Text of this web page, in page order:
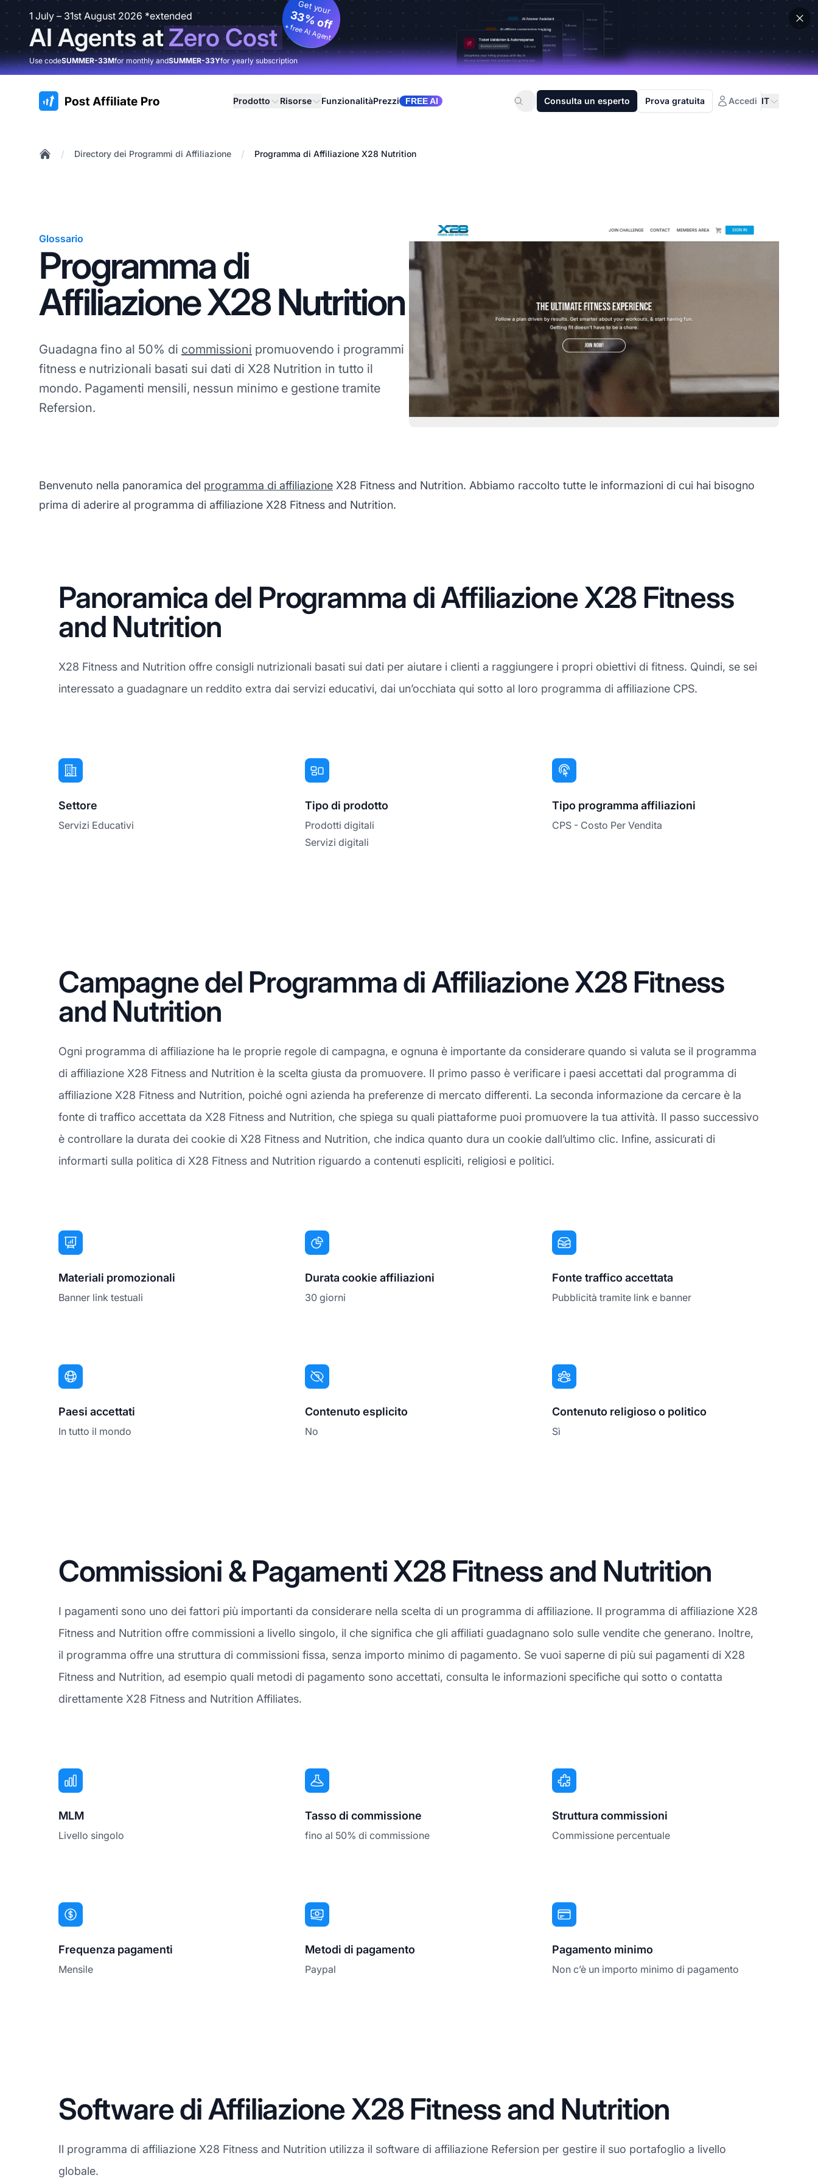
1 July – 31st August 2026 *extended
AI Agents atZero Cost
Get your
33% off
+ free AI Agent
Use codeSUMMER-33Mfor monthly andSUMMER-33Yfor yearly subscription
:site.title Prodotto Risorse FunzionalitàPrezzi FREE AI Consulta un esperto Prova gratuita Accedi IT
/ Directory dei Programmi di Affiliazione / Programma di Affiliazione X28 Nutrition
Glossario
Programma di
Affiliazione X28 Nutrition
Guadagna fino al 50% di commissioni promuovendo i programmi
fitness e nutrizionali basati sui dati di X28 Nutrition in tutto il
mondo. Pagamenti mensili, nessun minimo e gestione tramite
Refersion.
Benvenuto nella panoramica del programma di affiliazione X28 Fitness and Nutrition. Abbiamo raccolto tutte le informazioni di cui hai bisogno
prima di aderire al programma di affiliazione X28 Fitness and Nutrition.
Panoramica del Programma di Affiliazione X28 Fitness
and Nutrition
X28 Fitness and Nutrition offre consigli nutrizionali basati sui dati per aiutare i clienti a raggiungere i propri obiettivi di fitness. Quindi, se sei
interessato a guadagnare un reddito extra dai servizi educativi, dai un’occhiata qui sotto al loro programma di affiliazione CPS.
Settore
Servizi Educativi
Tipo di prodotto
Prodotti digitali
Servizi digitali
Tipo programma affiliazioni
CPS - Costo Per Vendita
Campagne del Programma di Affiliazione X28 Fitness
and Nutrition
Ogni programma di affiliazione ha le proprie regole di campagna, e ognuna è importante da considerare quando si valuta se il programma
di affiliazione X28 Fitness and Nutrition è la scelta giusta da promuovere. Il primo passo è verificare i paesi accettati dal programma di
affiliazione X28 Fitness and Nutrition, poiché ogni azienda ha preferenze di mercato differenti. La seconda informazione da cercare è la
fonte di traffico accettata da X28 Fitness and Nutrition, che spiega su quali piattaforme puoi promuovere la tua attività. Il passo successivo
è controllare la durata dei cookie di X28 Fitness and Nutrition, che indica quanto dura un cookie dall’ultimo clic. Infine, assicurati di
informarti sulla politica di X28 Fitness and Nutrition riguardo a contenuti espliciti, religiosi e politici.
Materiali promozionali
Banner link testuali
Durata cookie affiliazioni
30 giorni
Fonte traffico accettata
Pubblicità tramite link e banner
Paesi accettati
In tutto il mondo
Contenuto esplicito
No
Contenuto religioso o politico
Sì
Commissioni & Pagamenti X28 Fitness and Nutrition
I pagamenti sono uno dei fattori più importanti da considerare nella scelta di un programma di affiliazione. Il programma di affiliazione X28
Fitness and Nutrition offre commissioni a livello singolo, il che significa che gli affiliati guadagnano solo sulle vendite che generano. Inoltre,
il programma offre una struttura di commissioni fissa, senza importo minimo di pagamento. Se vuoi saperne di più sui pagamenti di X28
Fitness and Nutrition, ad esempio quali metodi di pagamento sono accettati, consulta le informazioni specifiche qui sotto o contatta
direttamente X28 Fitness and Nutrition Affiliates.
MLM
Livello singolo
Tasso di commissione
fino al 50% di commissione
Struttura commissioni
Commissione percentuale
Frequenza pagamenti
Mensile
Metodi di pagamento
Paypal
Pagamento minimo
Non c’è un importo minimo di pagamento
Software di Affiliazione X28 Fitness and Nutrition
Il programma di affiliazione X28 Fitness and Nutrition utilizza il software di affiliazione Refersion per gestire il suo portafoglio a livello
globale.